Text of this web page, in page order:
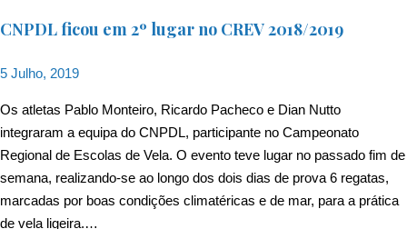
CNPDL ficou em 2º lugar no CREV 2018/2019
5 Julho, 2019
Os atletas Pablo Monteiro, Ricardo Pacheco e Dian Nutto
integraram a equipa do CNPDL, participante no Campeonato
Regional de Escolas de Vela. O evento teve lugar no passado fim de
semana, realizando-se ao longo dos dois dias de prova 6 regatas,
marcadas por boas condições climatéricas e de mar, para a prática
de vela ligeira.…